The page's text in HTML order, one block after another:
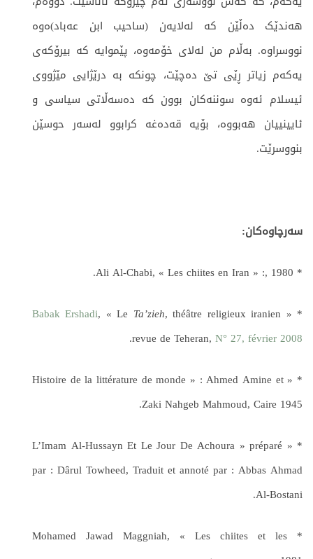
هەندێک دەڵێن کە لەلایەن (ساحیب ابن عەباد)ەوە
نووسراوە. بەڵام من لەلای خۆمەوە، پێموایە کە بیرۆکەی
یەکەم زیاتر ڕێی تێ دەچێت، چونکە بە درێژایی مێژووی
ئیسلام ئەوە سوننەکان بوون کە دەسەڵاتی سیاسی و
ئایینییان هەبووە، بۆیە قەدەغە کرابوو لەسەر حوسێن
بنووسرێت.
سەرچاوەکان:
* Ali Al-Chabi, « Les chiites en Iran » :, 1980.
*
Babak Ershadi, « Le Ta’zieh, théâtre religieux iranien »
revue de Teheran, N° 27, février 2008
.
* « Histoire de la littérature de monde » : Ahmed Amine et
Zaki Nahgeb Mahmoud, Caire 1945.
* « L’Imam Al-Hussayn Et Le Jour De Achoura » préparé
par : Dârul Towheed, Traduit et annoté par : Abbas Ahmad
Al-Bostani.
* Mohamed Jawad Maggniah, « Les chiites et les